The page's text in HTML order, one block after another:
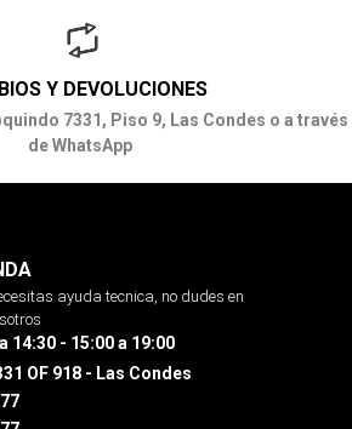
Y DEVOLUCIONES
7331, Piso 9, Las Condes o a través
de WhatsApp
ayuda tecnica, no dudes en
14:30 - 15:00 a 19:00
OF 918 - Las Condes